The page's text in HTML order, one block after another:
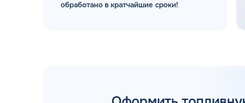
обработано в кратчайшие сроки!